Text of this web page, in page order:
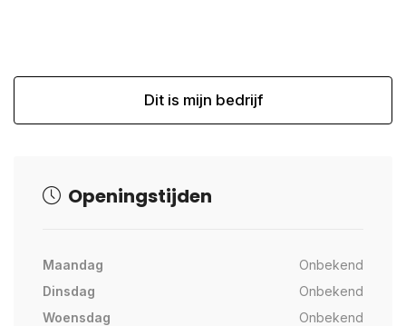
Dit is mijn bedrijf
Openingstijden
Maandag
Onbekend
Dinsdag
Onbekend
Woensdag
Onbekend